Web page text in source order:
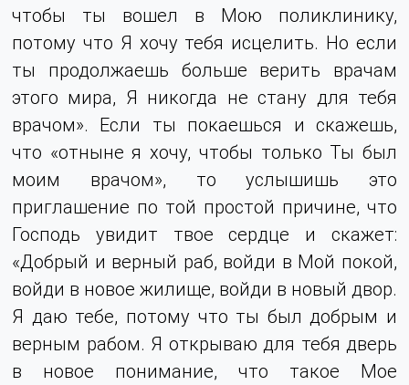
чтобы ты вошел в Мою поликлинику,
потому что Я хочу тебя исцелить. Но если
ты продолжаешь больше верить врачам
этого мира, Я никогда не стану для тебя
врачом». Если ты покаешься и скажешь,
что «отныне я хочу, чтобы только Ты был
моим врачом», то услышишь это
приглашение по той простой причине, что
Господь увидит твое сердце и скажет:
«Добрый и верный раб, войди в Мой покой,
войди в новое жилище, войди в новый двор.
Я даю тебе, потому что ты был добрым и
верным рабом. Я открываю для тебя дверь
в новое понимание, что такое Мое